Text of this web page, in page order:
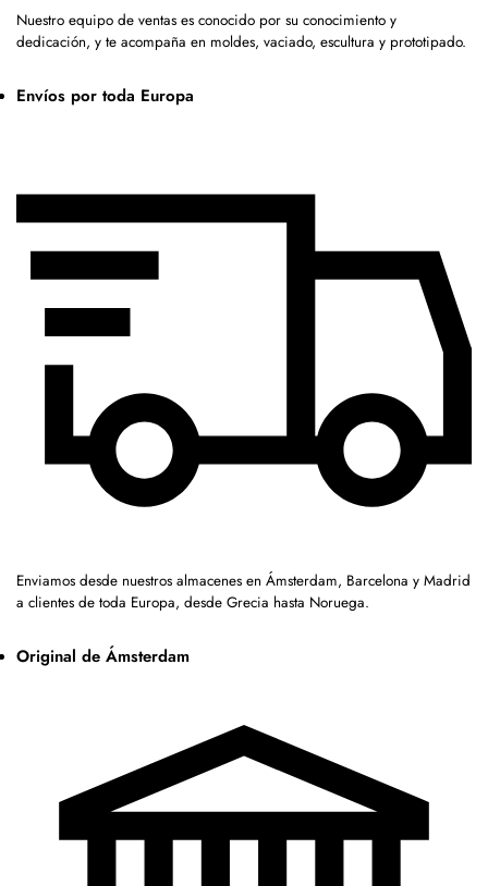
Nuestro equipo de ventas es conocido por su conocimiento y
dedicación, y te acompaña en moldes, vaciado, escultura y prototipado.
Envíos por toda Europa
Enviamos desde nuestros almacenes en Ámsterdam, Barcelona y Madrid
a clientes de toda Europa, desde Grecia hasta Noruega.
Original de Ámsterdam